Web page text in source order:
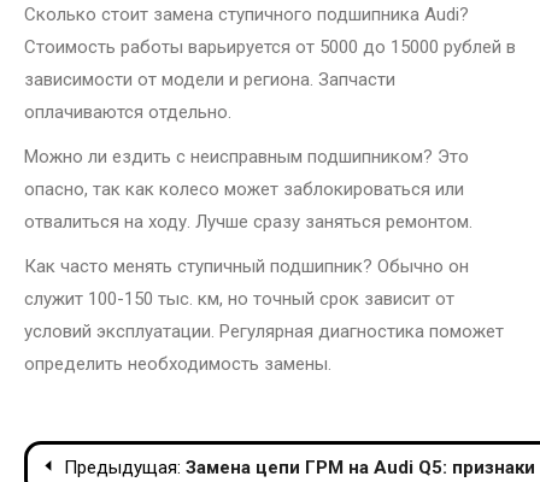
Сколько стоит замена ступичного подшипника Audi?
Стоимость работы варьируется от 5000 до 15000 рублей в
зависимости от модели и региона. Запчасти
оплачиваются отдельно.
Можно ли ездить с неисправным подшипником? Это
опасно, так как колесо может заблокироваться или
отвалиться на ходу. Лучше сразу заняться ремонтом.
Как часто менять ступичный подшипник? Обычно он
служит 100-150 тыс. км, но точный срок зависит от
условий эксплуатации. Регулярная диагностика поможет
определить необходимость замены.
Навигация
Предыдущая: Замена цепи ГРМ на Audi Q5: